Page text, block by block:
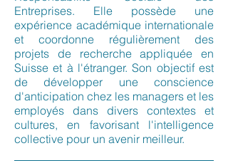
Entreprises. Elle possède une
expérience académique internationale
et coordonne régulièrement des
projets de recherche appliquée en
Suisse et à l'étranger. Son objectif est
de développer une conscience
d'anticipation chez les managers et les
employés dans divers contextes et
cultures, en favorisant l'intelligence
collective pour un avenir meilleur.